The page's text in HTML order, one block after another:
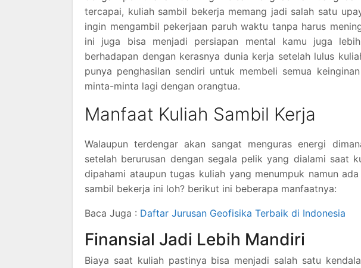
tercapai, kuliah sambil bekerja memang jadi salah satu
ingin mengambil pekerjaan paruh waktu tanpa harus
ini juga bisa menjadi persiapan mental kamu juga
berhadapan dengan kerasnya dunia kerja setelah lulus
punya penghasilan sendiri untuk membeli semua
minta-minta lagi dengan orangtua.
Manfaat Kuliah Sambil Kerja
Walaupun terdengar akan sangat menguras energi
setelah berurusan dengan segala pelik yang dialami saat
dipahami ataupun tugas kuliah yang menumpuk namun
sambil bekerja ini loh? berikut ini beberapa manfaatnya:
Baca Juga : Daftar Jurusan Geofisika Terbaik di Indonesia
Finansial Jadi Lebih Mandiri
Biaya saat kuliah pastinya bisa menjadi salah satu